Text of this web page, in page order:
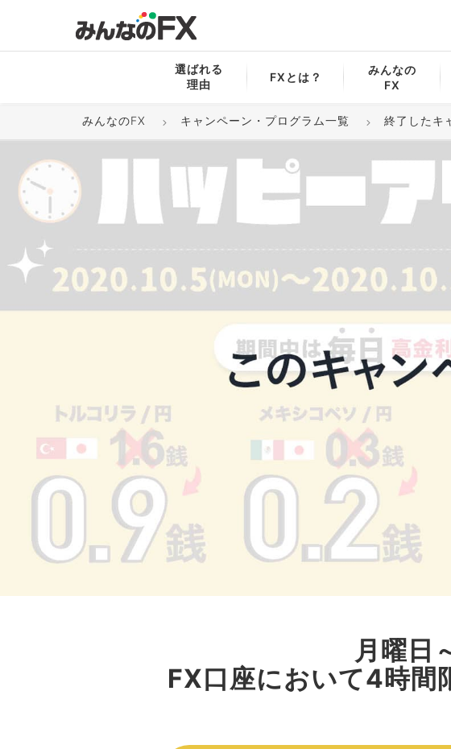
選ばれる
理由
FXとは？
みんなの
FX
みんなのFX キャンペーン・プログラム一覧 終了したキ
月曜日
FX口座において4時間